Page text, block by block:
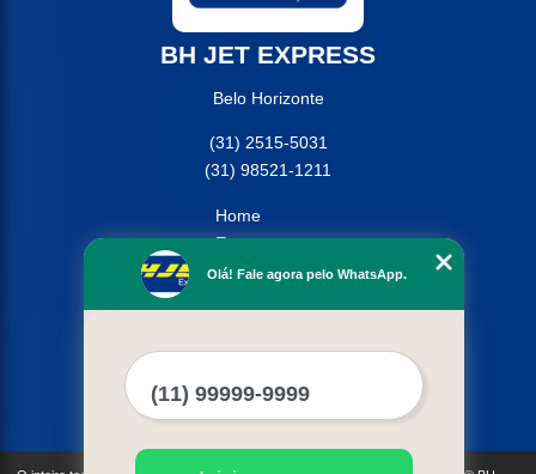
BH JET EXPRESS
Belo Horizonte
(31) 2515-5031
(31) 98521-1211
Home
Empresa
Missão
Mapa do site
Olá! Fale agora pelo WhatsApp.